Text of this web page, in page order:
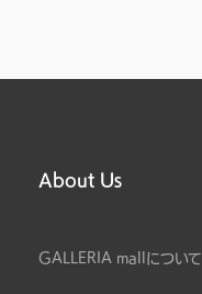
About Us
GALLERIA mallについて